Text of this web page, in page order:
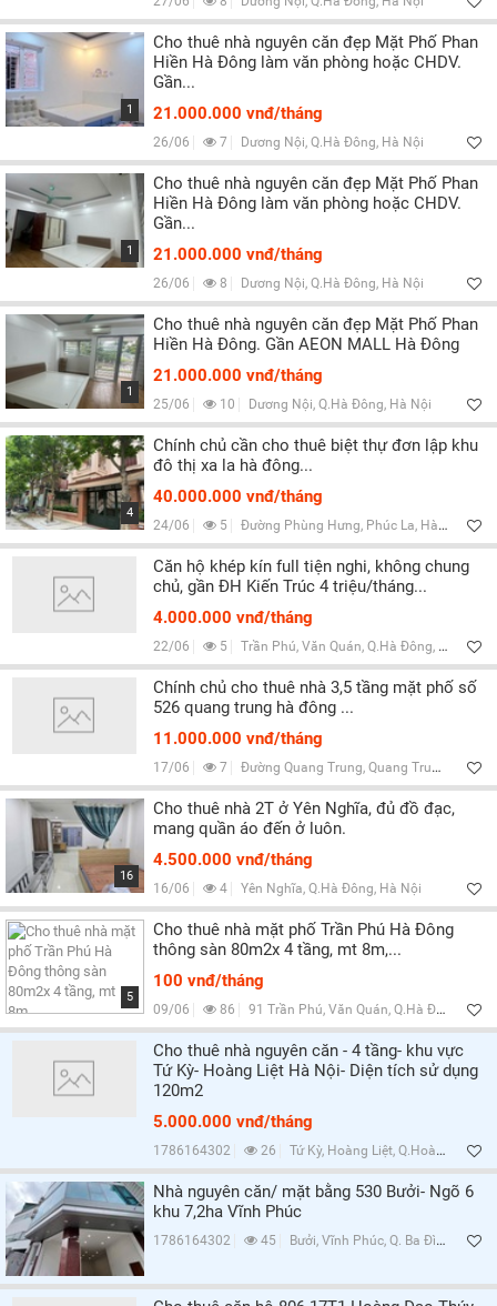
1
Cho thuê nhà nguyên căn đẹp Mặt Phố Phan
Hiền Hà Đông làm văn phòng hoặc CHDV.
Gần...
21.000.000 vnđ/tháng
26/06 7 Dương Nội, Q.Hà Đông, Hà Nội
1
Cho thuê nhà nguyên căn đẹp Mặt Phố Phan
Hiền Hà Đông làm văn phòng hoặc CHDV.
Gần...
21.000.000 vnđ/tháng
26/06 8 Dương Nội, Q.Hà Đông, Hà Nội
1
Cho thuê nhà nguyên căn đẹp Mặt Phố Phan
Hiền Hà Đông. Gần AEON MALL Hà Đông
21.000.000 vnđ/tháng
25/06 10 Dương Nội, Q.Hà Đông, Hà Nội
4
Chính chủ cần cho thuê biệt thự đơn lập khu
đô thị xa la hà đông...
40.000.000 vnđ/tháng
24/06 5 Đường Phùng Hưng, Phúc La, Hà Nội
Căn hộ khép kín full tiện nghi, không chung
chủ, gần ĐH Kiến Trúc 4 triệu/tháng...
4.000.000 vnđ/tháng
22/06 5 Trần Phú, Văn Quán, Q.Hà Đông, Hà Nội
Chính chủ cho thuê nhà 3,5 tầng mặt phố số
526 quang trung hà đông ...
11.000.000 vnđ/tháng
17/06 7 Đường Quang Trung, Quang Trung, Hà Nội
16
Cho thuê nhà 2T ở Yên Nghĩa, đủ đồ đạc,
mang quần áo đến ở luôn.
4.500.000 vnđ/tháng
16/06 4 Yên Nghĩa, Q.Hà Đông, Hà Nội
5
Cho thuê nhà mặt phố Trần Phú Hà Đông
thông sàn 80m2x 4 tầng, mt 8m,...
100 vnđ/tháng
09/06 86 91 Trần Phú, Văn Quán, Q.Hà Đông, Hà Nội
Cho thuê nhà nguyên căn - 4 tầng- khu vực
Tứ Kỳ- Hoàng Liệt Hà Nội- Diện tích sử dụng
120m2
5.000.000 vnđ/tháng
1786164302 26 Tứ Kỳ, Hoàng Liệt, Q.Hoàng Mai, Hà Nội
Nhà nguyên căn/ mặt bằng 530 Bưởi- Ngõ 6
khu 7,2ha Vĩnh Phúc
1786164302 45 Bưởi, Vĩnh Phúc, Q. Ba Đình, Hà Nội